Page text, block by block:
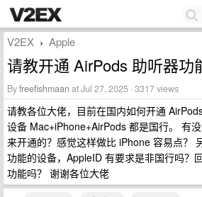
V2EX › Apple
请教开通 AirPods 助听器功
Byfreefishmaan at Jul 27, 2025 · 3317 views
请教各位大佬，目前在国内如何开通
设备 Mac+iPhone+AirPods 都是国行。 有
来开通的？感觉这样做比 iPhone 容易点？
功能的设备，AppleID 有要求是非国行吗？
功能吗？ 谢谢各位大佬